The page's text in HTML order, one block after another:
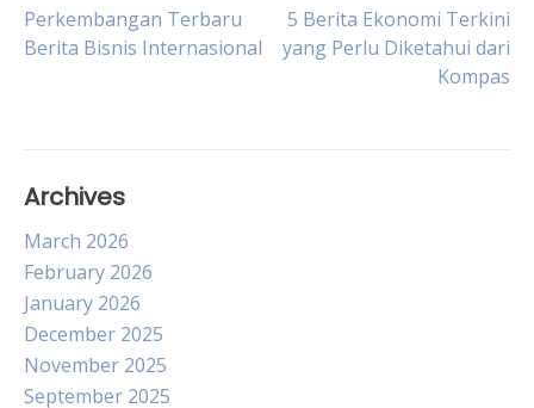
Post
Perkembangan Terbaru
Berita Bisnis Internasional
5 Berita Ekonomi Terkini
yang Perlu Diketahui dari
Kompas
Archives
March 2026
February 2026
January 2026
December 2025
November 2025
September 2025